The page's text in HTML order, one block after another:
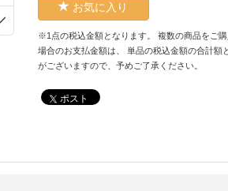
お気に入り
※1点の税込金額となります。 複数の商品をご
場合のお支払金額は、 単品の税込金額の合計額
がございますので、予めご了承ください。
ポスト